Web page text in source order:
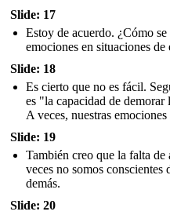
Slide: 17
Estoy de acuerdo. ¿Cómo
emociones en situaciones de
Slide: 18
Es cierto que no es fácil.
es "la capacidad de
A veces, nuestras
Slide: 19
También creo que la falta
veces no somos conscientes
demás.
Slide: 20